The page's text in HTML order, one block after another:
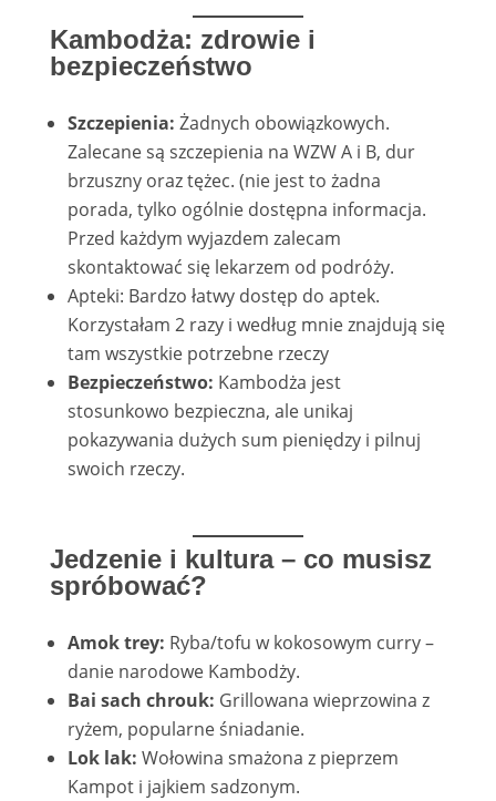
Kambodża: zdrowie i
bezpieczeństwo
Szczepienia: Żadnych obowiązkowych.
Zalecane są szczepienia na WZW A i B, dur
brzuszny oraz tężec. (nie jest to żadna
porada, tylko ogólnie dostępna informacja.
Przed każdym wyjazdem zalecam
skontaktować się lekarzem od podróży.
Apteki: Bardzo łatwy dostęp do aptek.
Korzystałam 2 razy i według mnie znajdują się
tam wszystkie potrzebne rzeczy
Bezpieczeństwo: Kambodża jest
stosunkowo bezpieczna, ale unikaj
pokazywania dużych sum pieniędzy i pilnuj
swoich rzeczy.
Jedzenie i kultura – co musisz
spróbować?
Amok trey: Ryba/tofu w kokosowym curry –
danie narodowe Kambodży.
Bai sach chrouk: Grillowana wieprzowina z
ryżem, popularne śniadanie.
Lok lak: Wołowina smażona z pieprzem
Kampot i jajkiem sadzonym.